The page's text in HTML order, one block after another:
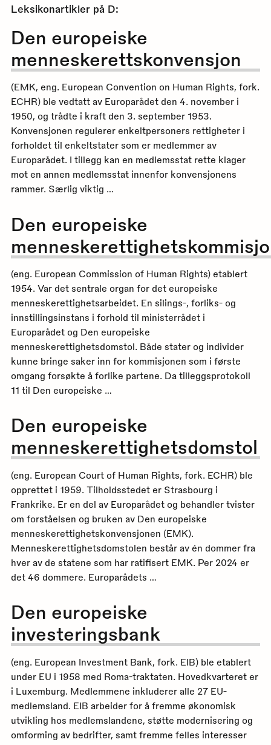
Leksikonartikler på D:
Den europeiske
menneskerettskonvensjon
(EMK, eng. European Convention on Human Rights, fork.
ECHR) ble vedtatt av Europarådet den 4. november i
1950, og trådte i kraft den 3. september 1953.
Konvensjonen regulerer enkeltpersoners rettigheter i
forholdet til enkeltstater som er medlemmer av
Europarådet. I tillegg kan en medlemsstat rette klager
mot en annen medlemsstat innenfor konvensjonens
rammer. Særlig viktig …
Den europeiske
(eng. European Commission of Human Rights) etablert
1954. Var det sentrale organ for det europeiske
menneskerettighetsarbeidet. En silings-, forliks- og
innstillingsinstans i forhold til ministerrådet i
Europarådet og Den europeiske
menneskerettighetsdomstol. Både stater og individer
kunne bringe saker inn for kommisjonen som i første
omgang forsøkte å forlike partene. Da tilleggsprotokoll
11 til Den europeiske …
Den europeiske
menneskerettighetsdomstol
(eng. European Court of Human Rights, fork. ECHR) ble
opprettet i 1959. Tilholdsstedet er Strasbourg i
Frankrike. Er en del av Europarådet og behandler tvister
om forståelsen og bruken av Den europeiske
menneskerettighetskonvensjonen (EMK).
Menneskerettighetsdomstolen består av én dommer fra
hver av de statene som har ratifisert EMK. Per 2024 er
det 46 dommere. Europarådets …
Den europeiske
investeringsbank
(eng. European Investment Bank, fork. EIB) ble etablert
under EU i 1958 med Roma-traktaten. Hovedkvarteret er
i Luxemburg. Medlemmene inkluderer alle 27 EU-
medlemsland. EIB arbeider for å fremme økonomisk
utvikling hos medlemslandene, støtte modernisering og
omforming av bedrifter, samt fremme felles interesser